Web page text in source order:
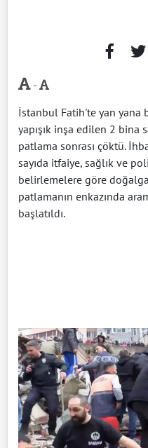
-
İstanbul Fatih'te yan yana
yapışık inşa edilen 2 bina
patlama sonrası çöktü.
sayıda itfaiye, sağlık ve
belirlemelere göre
patlamanın enkazında
başlatıldı.